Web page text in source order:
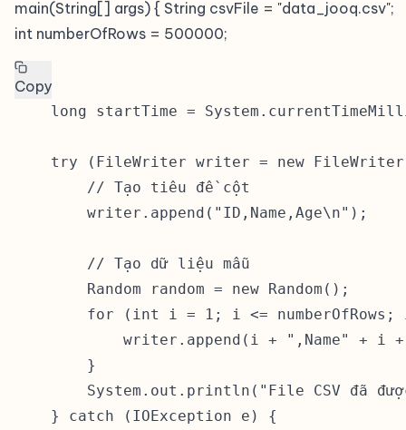
main(String[] args) { String csvFile = "data_jooq.csv";
int numberOfRows = 500000;
Copy
long startTime =
try (FileWriter writer = new
        // Tạo tiêu đề cột
        writer.append("ID,Name,Age\n");
        // Tạo dữ liệu mẫu
        Random random = new Random();
for (int i = 1; i <= numberOfRows;
writer.append(i + ",Name" + i
        }
System.out.println("File CSV đã
    } catch (IOException e) {